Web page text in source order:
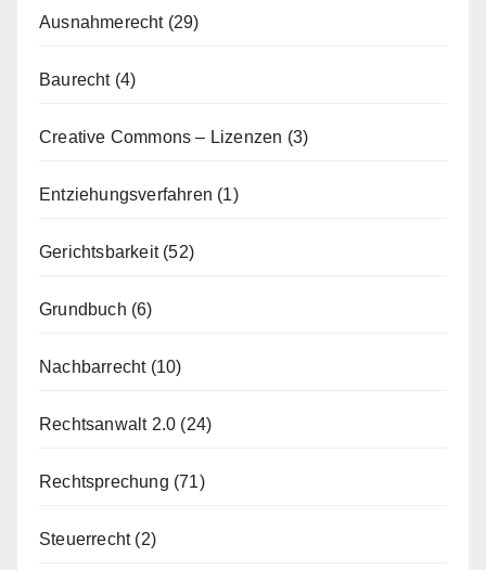
Ausnahmerecht(29)
Baurecht(4)
Creative Commons – Lizenzen (3)
Entziehungsverfahren (1)
Gerichtsbarkeit(52)
Grundbuch (6)
Nachbarrecht(10)
Rechtsanwalt 2.0 (24)
Rechtsprechung (71)
Steuerrecht(2)